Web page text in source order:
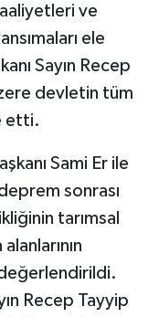
ve
ele
Sayın Recep
devletin tüm
etti.
Sami Er ile
sonrası
tarımsal
değerlendirildi.
Recep Tayyip